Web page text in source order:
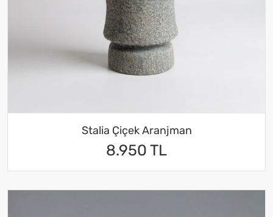
Stalia Çiçek Aranjman
8.950 TL